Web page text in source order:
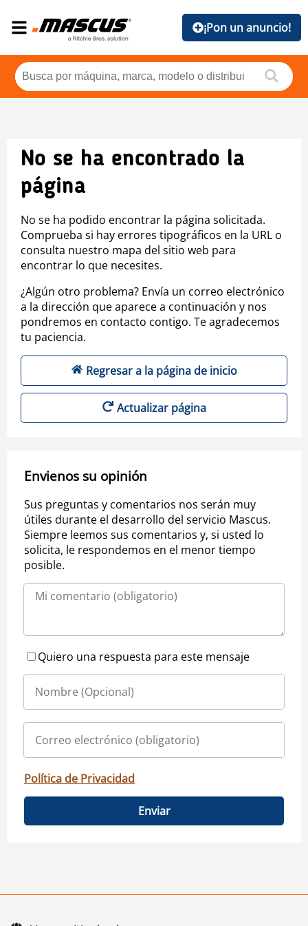
¡Pon un anuncio!
No se ha encontrado la
página
No se ha podido encontrar la página solicitada.
Comprueba si hay errores tipográficos en la URL o
consulta nuestro mapa del sitio web para
encontrar lo que necesites.
¿Algún otro problema? Envía un correo electrónico
a la dirección que aparece a continuación y nos
pondremos en contacto contigo. Te agradecemos
tu paciencia.
Regresar a la página de inicio
Actualizar página
Envienos su opinión
Sus preguntas y comentarios nos serán muy
útiles durante el desarrollo del servicio Mascus.
Siempre leemos sus comentarios y, si usted lo
solicita, le respondemos en el menor tiempo
posible.
Quiero una respuesta para este mensaje
Política de Privacidad
Enviar